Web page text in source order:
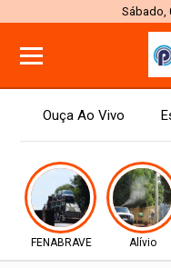
Sábado,
Ouça Ao Vivo
FENABRAVE Alívio